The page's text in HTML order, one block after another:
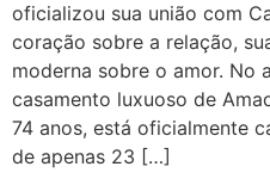
oficializou sua união com
coração sobre a relação,
moderna sobre o amor. No
casamento luxuoso de
74 anos, está oficialmente
de apenas 23 […]